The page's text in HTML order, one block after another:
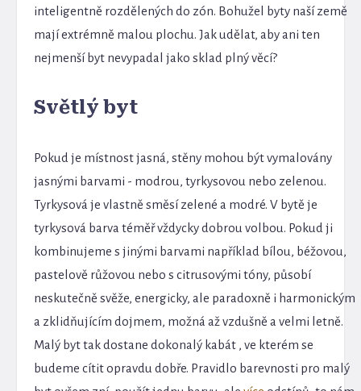
inteligentně rozdělených do zón. Bohužel byty naší země
mají extrémně malou plochu. Jak udělat, aby ani ten
nejmenší byt nevypadal jako sklad plný věcí?
Světlý byt
Pokud je místnost jasná, stěny mohou být vymalovány
jasnými barvami - modrou, tyrkysovou nebo zelenou.
Tyrkysová je vlastně směsí zelené a modré. V bytě je
tyrkysová barva téměř vždycky dobrou volbou. Pokud ji
kombinujeme s jinými barvami například bílou, béžovou,
pastelově růžovou nebo s citrusovými tóny, působí
neskutečně svěže, energicky, ale paradoxně i harmonickým
a zklidňujícím dojmem, možná až vzdušně a velmi letně.
Malý byt tak dostane dokonalý kabát , ve kterém se
budeme cítit opravdu dobře. Pravidlo barevnosti pro malý